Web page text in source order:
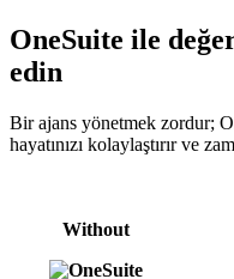
OneSuite ile
edin
Bir ajans yönetmek zordur;
hayatınızı kolaylaştırır ve
Without